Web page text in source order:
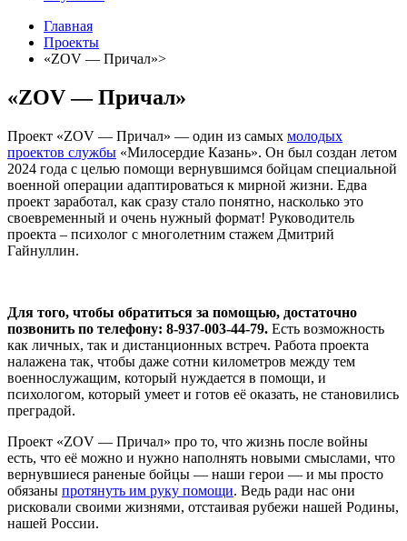
Главная
Проекты
«ZOV — Причал»>
«ZOV — Причал»
Проект «ZOV — Причал» — один из самых молодых
проектов службы «Милосердие Казань». Он был создан летом
2024 года с целью помощи вернувшимся бойцам специальной
военной операции адаптироваться к мирной жизни. Едва
проект заработал, как сразу стало понятно, насколько это
своевременный и очень нужный формат! Руководитель
проекта – психолог с многолетним стажем Дмитрий
Гайнуллин.
Для того, чтобы обратиться за помощью, достаточно
позвонить по телефону: 8-937-003-44-79. Есть возможность
как личных, так и дистанционных встреч. Работа проекта
налажена так, чтобы даже сотни километров между тем
военнослужащим, который нуждается в помощи, и
психологом, который умеет и готов её оказать, не становились
преградой.
Проект «ZOV — Причал» про то, что жизнь после войны
есть, что её можно и нужно наполнять новыми смыслами, что
вернувшиеся раненые бойцы — наши герои — и мы просто
обязаны протянуть им руку помощи. Ведь ради нас они
рисковали своими жизнями, отстаивая рубежи нашей Родины,
нашей России.